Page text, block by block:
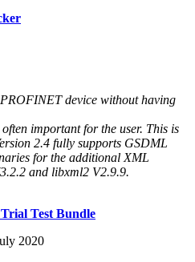
device without having
important for the user. This is
2.4 fully supports GSDML
for the additional XML
and libxml2 V2.9.9.
Test Bundle
2020